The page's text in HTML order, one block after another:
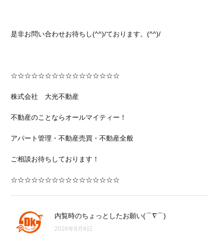
是非お問い合わせお待ちし(^^)/ております。(^^)/
☆☆☆☆☆☆☆☆☆☆☆☆☆☆☆☆
株式会社 大光不動産
不動産のことならオールマイティー！
アパート管理・不動産売買・不動産全般
ご相談お待ちしております！
☆☆☆☆☆☆☆☆☆☆☆☆☆☆☆☆
内覧時のちょっとしたお願い(⌒∇⌒)
2026年8月6日